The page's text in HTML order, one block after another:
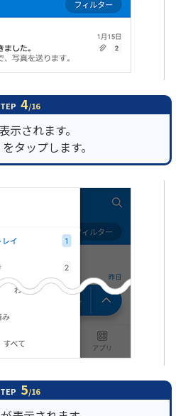
4/16
示されます。
タップします。
5/16